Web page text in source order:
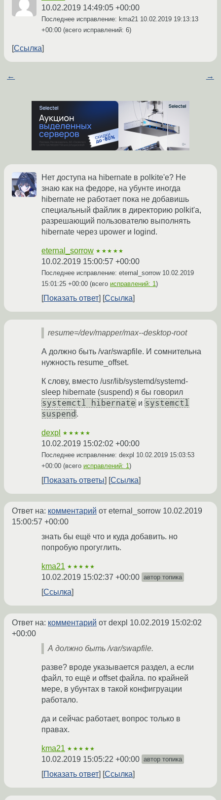
10.02.2019 14:49:05 +00:00
Последнее исправление: kma21 10.02.2019 19:13:13
+00:00 (всего исправлений: 6)
Ссылка
← →
Нет доступа на hibernate в polkite'е? Не
знаю как на федоре, на убунте иногда
hibernate не работает пока не добавишь
специальный файлик в директорию polkit'а,
разрешающий пользователю выполнять
hibernate через upower и logind.
eternal_sorrow ★★★★★
10.02.2019 15:00:57 +00:00
Последнее исправление: eternal_sorrow 10.02.2019
15:01:25 +00:00 (всего исправлений: 1)
Показать ответ Ссылка
resume=/dev/mapper/max--desktop-root
А должно быть /var/swapfile. И сомнительна
нужность resume_offset.
К слову, вместо /usr/lib/systemd/systemd-
sleep hibernate (suspend) я бы говорил
systemctl hibernate и systemctl
suspend .
dexpl ★★★★★
10.02.2019 15:02:02 +00:00
Последнее исправление: dexpl 10.02.2019 15:03:53
+00:00 (всего исправлений: 1)
Показать ответы Ссылка
Ответ на: комментарий от eternal_sorrow 10.02.2019
15:00:57 +00:00
знать бы ещё что и куда добавить. но
попробую прогуглить.
kma21 ★★★★★
10.02.2019 15:02:37 +00:00 автор топика
Ссылка
Ответ на: комментарий от dexpl 10.02.2019 15:02:02
+00:00
А должно быть /var/swapfile.
разве? вроде указывается раздел, а если
файл, то ещё и offset файла. по крайней
мере, в убунтах в такой конфигруации
работало.
да и сейчас работает, вопрос только в
правах.
kma21 ★★★★★
10.02.2019 15:05:22 +00:00 автор топика
Показать ответ Ссылка